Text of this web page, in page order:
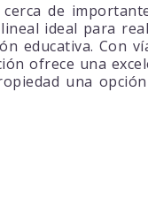
de
ideal para
educativa. Con
ofrece una
una